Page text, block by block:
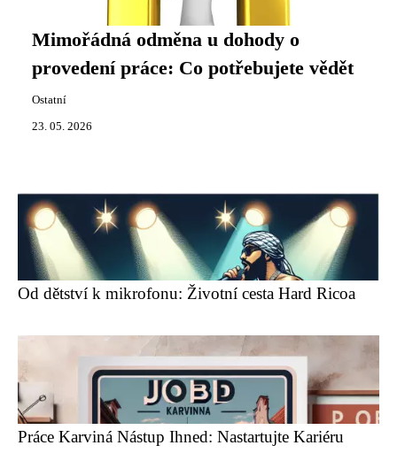
Mimořádná odměna u dohody o
provedení práce: Co potřebujete vědět
Ostatní
23. 05. 2026
Od dětství k mikrofonu: Životní cesta Hard Ricoa
Práce Karviná Nástup Ihned: Nastartujte Kariéru